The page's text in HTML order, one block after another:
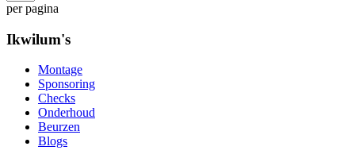
per pagina
Ikwilum's
Montage
Sponsoring
Checks
Onderhoud
Beurzen
Blogs